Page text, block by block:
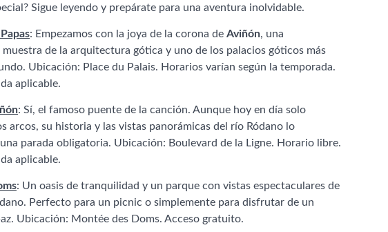
Sigue leyendo y prepárate para una aventura inolvidable.
: Empezamos con la joya de la corona de Aviñón, una
de la arquitectura gótica y uno de los palacios góticos más
Ubicación: Place du Palais. Horarios varían según la temporada.
aplicable.
: Sí, el famoso puente de la canción. Aunque hoy en día solo
arcos, su historia y las vistas panorámicas del río Ródano lo
parada obligatoria. Ubicación: Boulevard de la Ligne. Horario libre.
aplicable.
: Un oasis de tranquilidad y un parque con vistas espectaculares de
Perfecto para un picnic o simplemente para disfrutar de un
Ubicación: Montée des Doms. Acceso gratuito.